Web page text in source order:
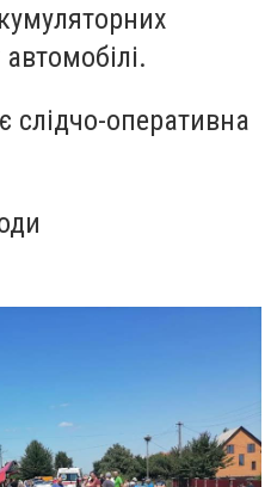
слідчо-оперативна